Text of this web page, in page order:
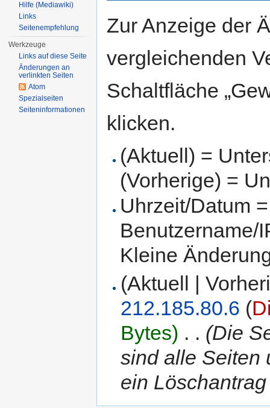
Zur Anzeige der
vergleichenden
Schaltfläche
klicken.
(Aktuell) =
(Vorherige) =
Uhrzeit/Datum
Benutzername/
Kleine
(Aktuell |
212.185.80.6 (
Bytes) . . (Die
sind alle Seiten
ein Löschantrag
Hilfe (Mediawiki)
Links
Seitenempfehlung
Werkzeuge
Links auf diese Seite
Änderungen an
verlinkten Seiten
Atom
Spezialseiten
Seiteninformationen